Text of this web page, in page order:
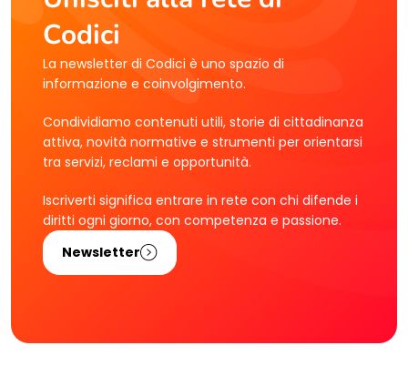
Codici
La newsletter di Codici è uno spazio di
informazione e coinvolgimento.
Condividiamo contenuti utili, storie di cittadinanza
attiva, novità normative e strumenti per orientarsi
tra servizi, reclami e opportunità.
Iscriverti significa entrare in rete con chi difende i
diritti ogni giorno, con competenza e passione.
Newsletter